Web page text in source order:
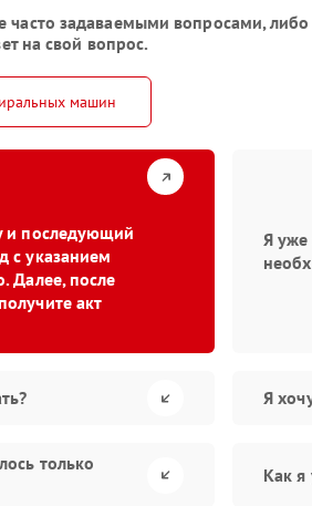
задаваемыми вопросами,
на свой вопрос.
машин
и последующий
с указанием
Далее, после
акт
Я уже
Я
только
Как я